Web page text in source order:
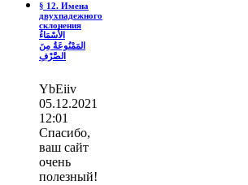
§ 12. Имена
двухпадежного
склонения
الأَسْمَاءُ
المَمْنُوعَةُ مِنَ
الصَّرْفِ
YbEiiv
05.12.2021
12:01
Спасибо,
ваш сайт
очень
полезный!